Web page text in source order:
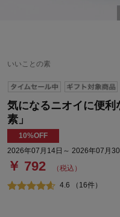
いいことの素
気になるニオイに便
素」
10%OFF
2026年07月14日～ 2026年07月30
￥ 792 （税込）
4.6 （16件）